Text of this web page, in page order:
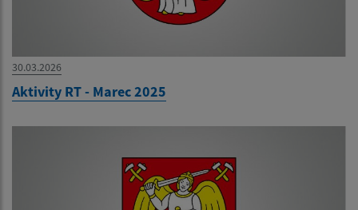
30.03.2026
Aktivity RT - Marec 2025